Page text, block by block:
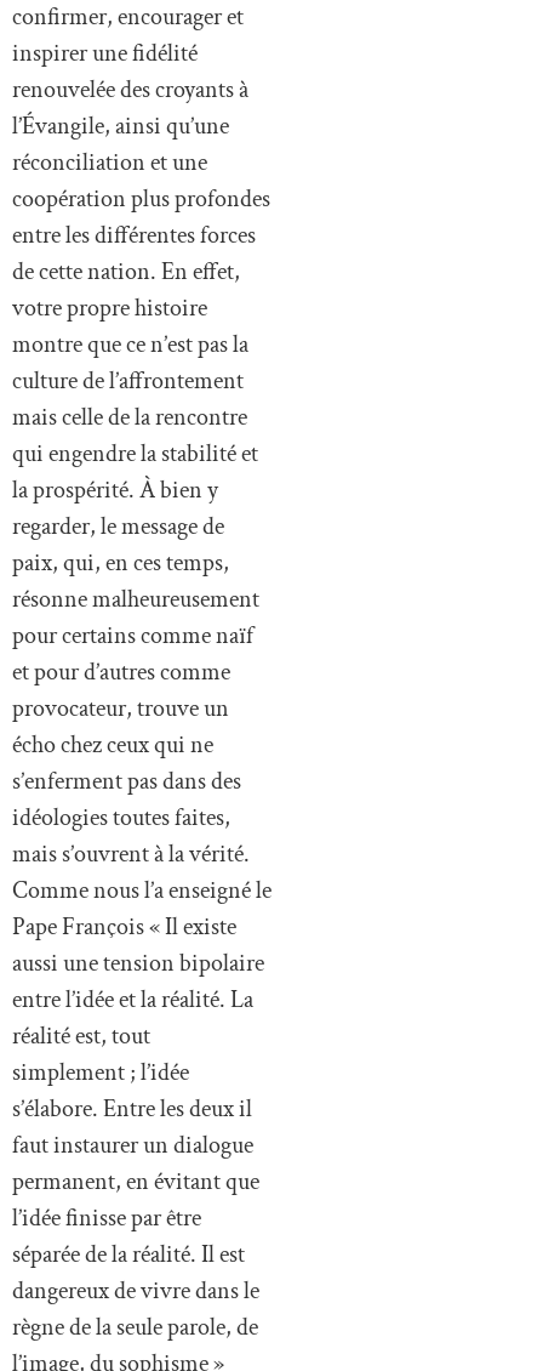
confirmer, encourager et
inspirer une fidélité
renouvelée des croyants à
l’Évangile, ainsi qu’une
réconciliation et une
coopération plus profondes
entre les différentes forces
de cette nation. En effet,
votre propre histoire
montre que ce n’est pas la
culture de l’affrontement
mais celle de la rencontre
qui engendre la stabilité et
la prospérité. À bien y
regarder, le message de
paix, qui, en ces temps,
résonne malheureusement
pour certains comme naïf
et pour d’autres comme
provocateur, trouve un
écho chez ceux qui ne
s’enferment pas dans des
idéologies toutes faites,
mais s’ouvrent à la vérité.
Comme nous l’a enseigné le
Pape François « Il existe
aussi une tension bipolaire
entre l’idée et la réalité. La
réalité est, tout
simplement ; l’idée
s’élabore. Entre les deux il
faut instaurer un dialogue
permanent, en évitant que
l’idée finisse par être
séparée de la réalité. Il est
dangereux de vivre dans le
règne de la seule parole, de
l’image, du sophisme »